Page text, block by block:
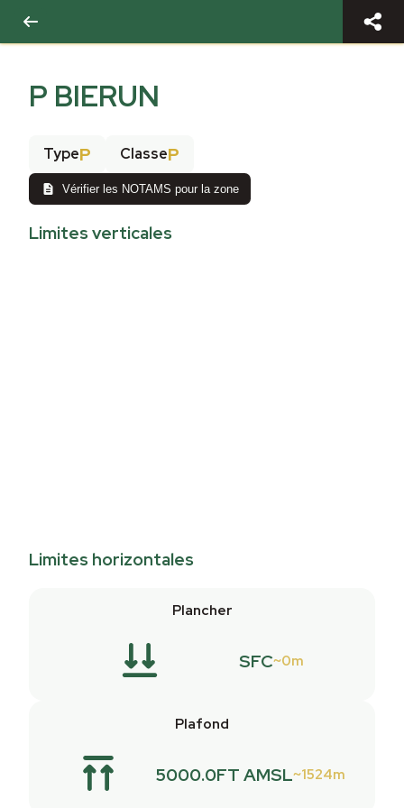
P BIERUN
TypeP ClasseP
Vérifier les NOTAMS pour la zone
Limites verticales
Limites horizontales
Plancher
SFC 0m
Plafond
5000.0FT AMSL 1524m